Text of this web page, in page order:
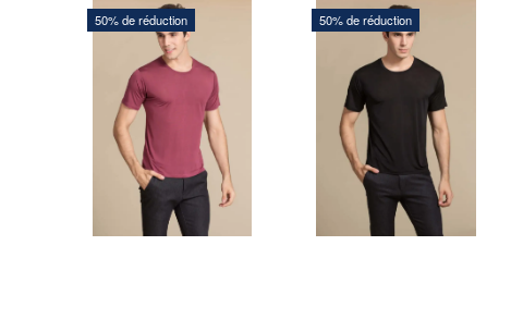
50% de réduction
224,00 DKK parunité
Vous sauvegardez:224,00
DKK parunité
AJOUTER
AU
50% de réduction
224,00 DKK
Vous sauvegardez:224,00
AJOUTER
AU
PANIER